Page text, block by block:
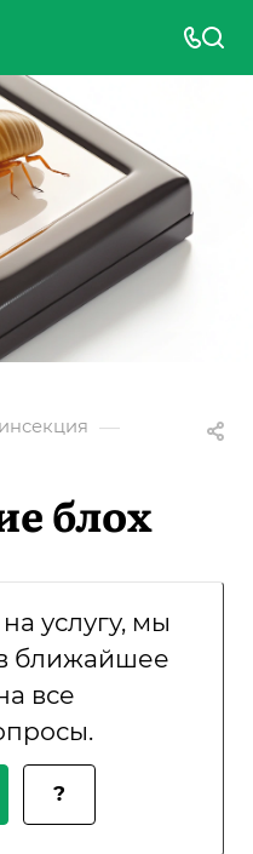
—
блох
услугу, мы
ближайшее
все
?